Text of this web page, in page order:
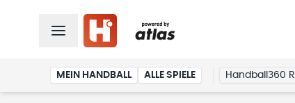
MEIN HANDBALL ALLE SPIELE Handball360